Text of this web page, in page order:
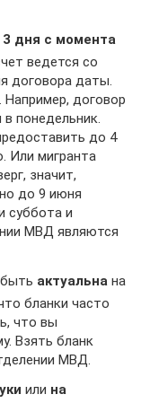
3 дня с момента
ведется со
договора даты.
договор
понедельник.
до 4
Или мигранта
значит,
до 9 июня
суббота и
МВД являются
актуальна на
бланки часто
что вы
Взять бланк
МВД.
или на